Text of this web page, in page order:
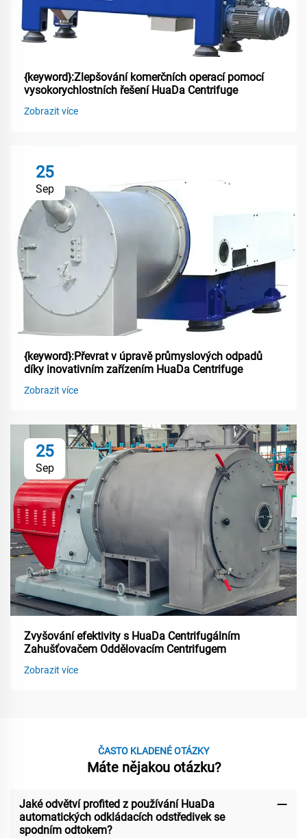
{keyword}:Zlepšování komerčních operací pomocí
vysokorychlostních řešení HuaDa Centrifuge
Zobrazit více
25
Sep
{keyword}:Převrat v úpravě průmyslových odpadů
díky inovativním zařízením HuaDa Centrifuge
Zobrazit více
25
Sep
Zvyšování efektivity s HuaDa Centrifugálním
Zahušťovačem Oddělovacím Centrifugem
Zobrazit více
ČASTO KLADENÉ OTÁZKY
Máte nějakou otázku?
Jaké odvětví profited z používání HuaDa
automatických odkládacích odstředivek se
spodním odtokem?